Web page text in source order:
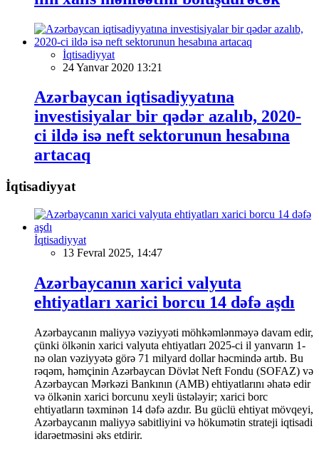
İqtisadiyyat
24 Yanvar 2020 13:21
Azərbaycan iqtisadiyyatına
investisiyalar bir qədər azalıb, 2020-
ci ildə isə neft sektorunun hesabına
artacaq
İqtisadiyyat
İqtisadiyyat
13 Fevral 2025, 14:47
Azərbaycanın xarici valyuta
ehtiyatları xarici borcu 14 dəfə aşdı
Azərbaycanın maliyyə vəziyyəti möhkəmlənməyə davam edir,
çünki ölkənin xarici valyuta ehtiyatları 2025-ci il yanvarın 1-
nə olan vəziyyətə görə 71 milyard dollar həcmində artıb. Bu
rəqəm, həmçinin Azərbaycan Dövlət Neft Fondu (SOFAZ) və
Azərbaycan Mərkəzi Bankının (AMB) ehtiyatlarını əhatə edir
və ölkənin xarici borcunu xeyli üstələyir; xarici borc
ehtiyatların təxminən 14 dəfə azdır. Bu güclü ehtiyat mövqeyi,
Azərbaycanın maliyyə sabitliyini və hökumətin strateji iqtisadi
idarəetməsini əks etdirir.